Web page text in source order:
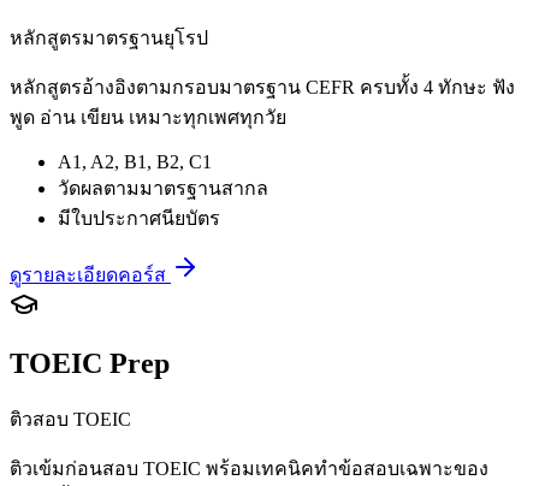
หลักสูตรมาตรฐานยุโรป
หลักสูตรอ้างอิงตามกรอบมาตรฐาน CEFR ครบทั้ง 4 ทักษะ ฟัง
พูด อ่าน เขียน เหมาะทุกเพศทุกวัย
A1, A2, B1, B2, C1
วัดผลตามมาตรฐานสากล
มีใบประกาศนียบัตร
ดูรายละเอียดคอร์ส
TOEIC Prep
ติวสอบ TOEIC
ติวเข้มก่อนสอบ TOEIC พร้อมเทคนิคทำข้อสอบเฉพาะของ